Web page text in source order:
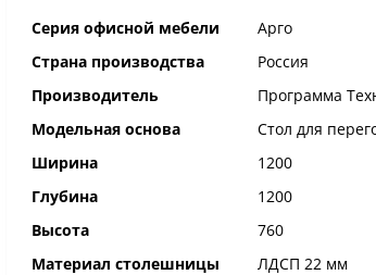
Дополнительная
информация
Серия офисной мебели
Арго
Страна производства
Россия
Производитель
Программа
Модельная основа
Стол для
Ширина
1200
Глубина
1200
Высота
760
Материал столешницы
ЛДСП 22 мм